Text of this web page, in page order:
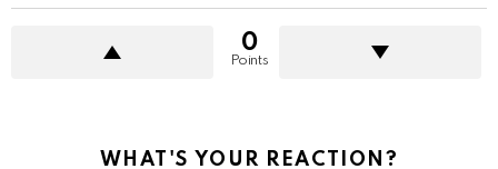
0
Points
WHAT'S YOUR REACTION?